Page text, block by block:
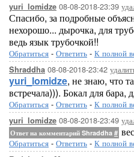
yuri_lomidze 08-08-2018-23:39
Спасибо, за подробные
нехорошо... дырочка, для
ведь язык трубочкой!!
Обратиться - Ответить - К полной
Shraddha 08-08-2018-23:42
yuri_lomidze, не знаю, что
встречала))). Бокал для бара,
Обратиться - Ответить - К полной
yuri_lomidze 08-08-2018-23:49
Ответ на комментарий Shraddha #
Обратиться - Ответить - К полной